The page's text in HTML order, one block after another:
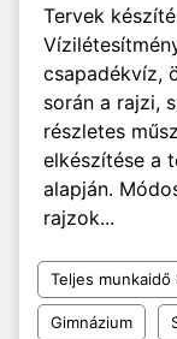
Tervek
csapadékvíz,
során a rajzi,
részletes
elkészítése a
alapján.
rajzok...
Teljes munkaidő
Gimnázium